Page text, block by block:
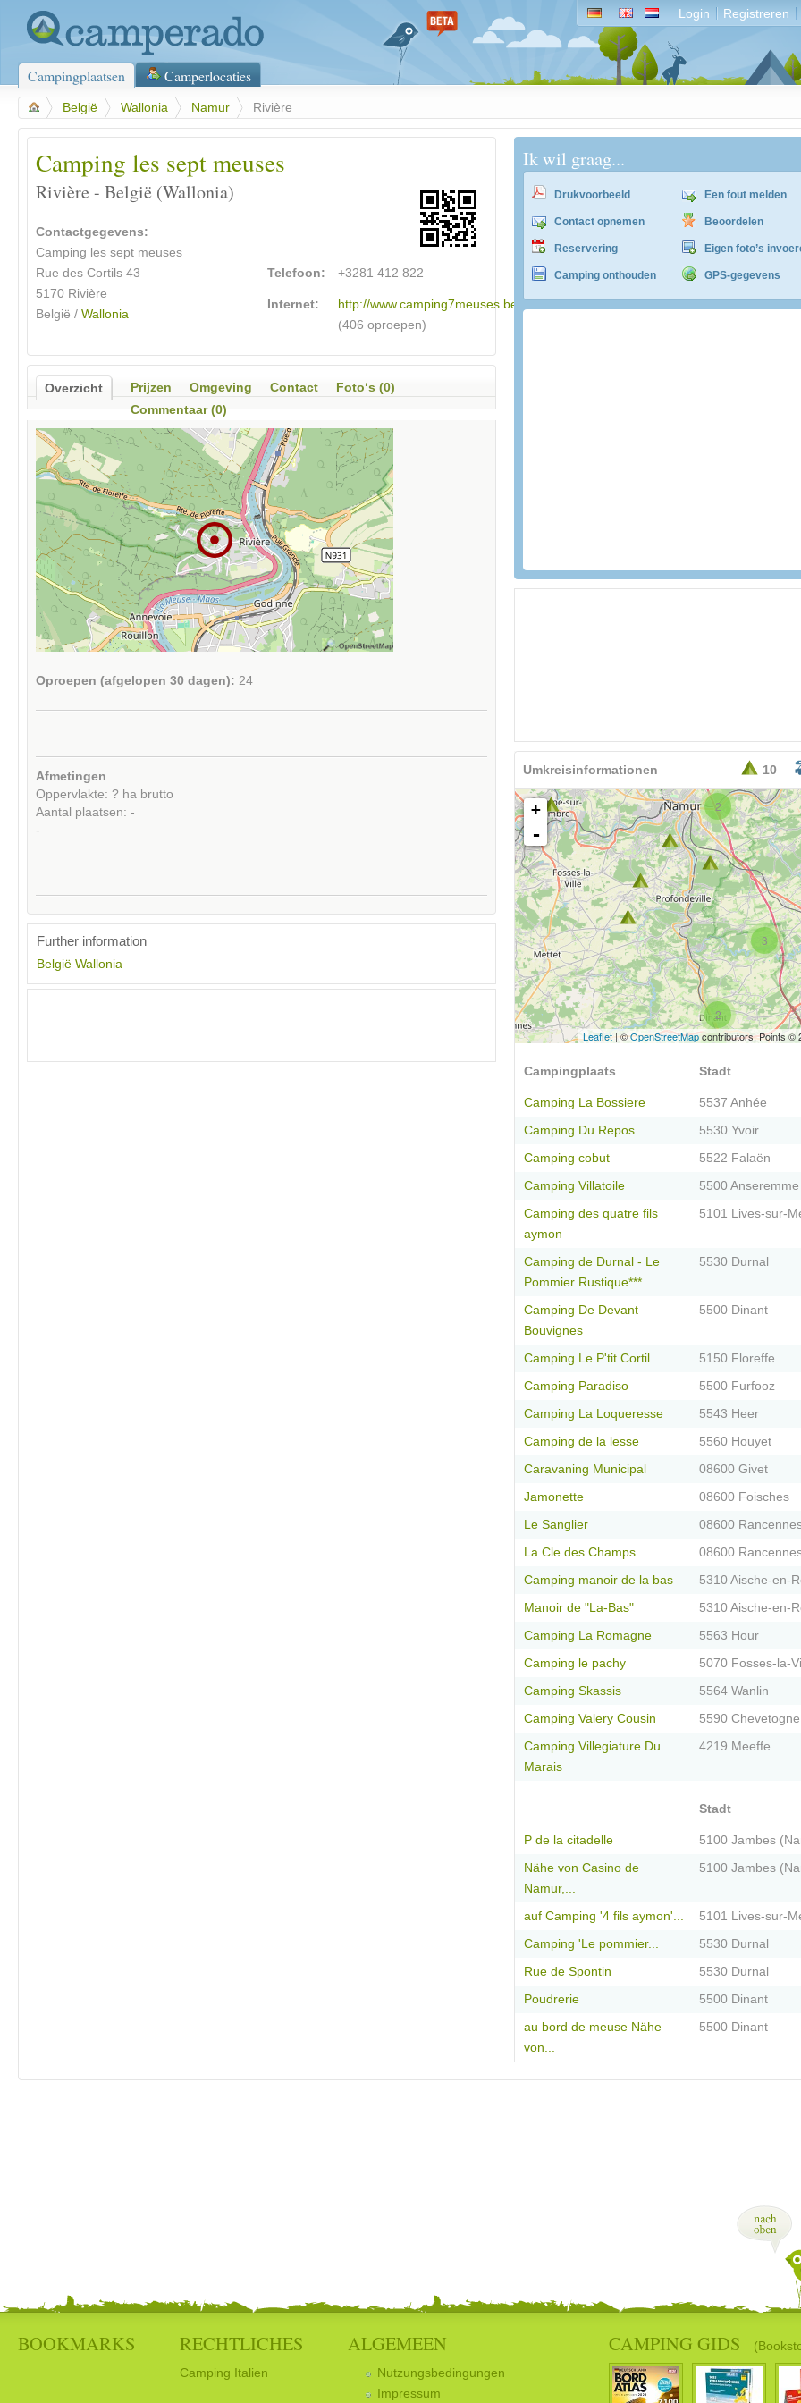
Login Registreren
Campingplaatsen Camperlocaties
België Wallonia Namur Rivière
Camping les sept meuses
Rivière - België (Wallonia)
Contactgegevens:
Camping les sept meuses
Rue des Cortils 43
5170 Rivière
België / Wallonia
Telefoon: +3281 412 822
Internet:
http://www.camping7meuses.be
(406 oproepen)
Overzicht Prijzen Omgeving Contact
Foto‘s (0)
Commentaar (0)
Oproepen (afgelopen 30 dagen): 24
Afmetingen
Oppervlakte: ? ha brutto
Aantal plaatsen: -
-
Further information
België Wallonia
Ik wil graag...
Drukvoorbeeld
Contact opnemen
Reservering
Camping onthouden
Een fout melden
Beoordelen
Eigen foto’s
GPS-gegevens
10
Umkreisinformationen
2
3
2
2
+
-
Leaflet| ©OpenStreetMapcontributors, Points ©
Campingplaats Stadt
Camping La Bossiere 5537 Anhée
Camping Du Repos 5530 Yvoir
Camping cobut 5522 Falaën
Camping Villatoile 5500 Anseremme
Camping des quatre fils
aymon
5101 Lives-sur-
Camping de Durnal - Le
Pommier Rustique***
5530 Durnal
Camping De Devant
Bouvignes
5500 Dinant
Camping Le P'tit Cortil 5150 Floreffe
Camping Paradiso 5500 Furfooz
Camping La Loqueresse 5543 Heer
Camping de la lesse 5560 Houyet
Caravaning Municipal 08600 Givet
Jamonette 08600 Foisches
Le Sanglier 08600
La Cle des Champs 08600
Camping manoir de la bas 5310 Aische-en-
Manoir de "La-Bas" 5310 Aische-en-
Camping La Romagne 5563 Hour
Camping le pachy 5070 Fosses-la-
Camping Skassis 5564 Wanlin
Camping Valery Cousin 5590 Chevetogne
Camping Villegiature Du
Marais
4219 Meeffe
Stadt
P de la citadelle 5100 Jambes
Nähe von Casino de
Namur,...
5100 Jambes
auf Camping '4 fils aymon'... 5101 Lives-sur-
Camping 'Le pommier... 5530 Durnal
Rue de Spontin 5530 Durnal
Poudrerie 5500 Dinant
au bord de meuse Nähe
von...
5500 Dinant
BOOKMARKS RECHTLICHES
Camping Italien
ALGEMEEN
Nutzungsbedingungen
Impressum
CAMPING GIDS